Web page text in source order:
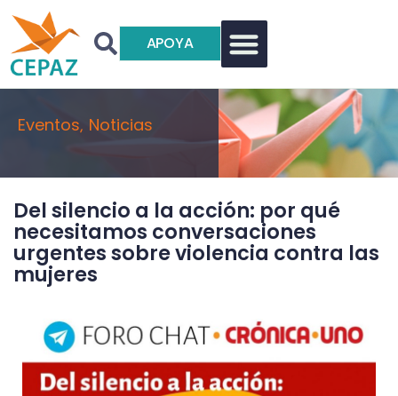
APOYA
Eventos, Noticias
Del silencio a la acción: por qué
necesitamos conversaciones
urgentes sobre violencia contra las
mujeres